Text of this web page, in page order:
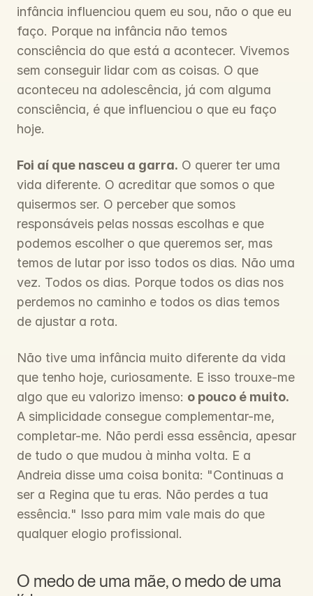
infância influenciou quem eu sou, não o que eu
faço. Porque na infância não temos
consciência do que está a acontecer. Vivemos
sem conseguir lidar com as coisas. O que
aconteceu na adolescência, já com alguma
consciência, é que influenciou o que eu faço
hoje.
Foi aí que nasceu a garra. O querer ter uma
vida diferente. O acreditar que somos o que
quisermos ser. O perceber que somos
responsáveis pelas nossas escolhas e que
podemos escolher o que queremos ser, mas
temos de lutar por isso todos os dias. Não uma
vez. Todos os dias. Porque todos os dias nos
perdemos no caminho e todos os dias temos
de ajustar a rota.
Não tive uma infância muito diferente da vida
que tenho hoje, curiosamente. E isso trouxe-me
algo que eu valorizo imenso: o pouco é muito.
A simplicidade consegue complementar-me,
completar-me. Não perdi essa essência, apesar
de tudo o que mudou à minha volta. E a
Andreia disse uma coisa bonita: "Continuas a
ser a Regina que tu eras. Não perdes a tua
essência." Isso para mim vale mais do que
qualquer elogio profissional.
O medo de uma mãe, o medo de uma